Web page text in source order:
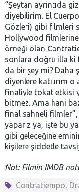
“Şeytan ayrıntıda
diyebilirim. El
Gözleri) gibi filmleri
Hollywood filmlerine
örneği olan
sonlara doğru illa ki
da bir şey mi? Daha
diyenlere katılırım
finaliyle tokat etkisi
bitmez. Ama hani
final sahneli
yaparız ya, işte bu
gibi geleceğine
kişilere şiddetle
Not: Filmin IMDB
Contratiempo,